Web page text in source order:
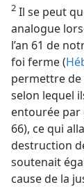
2 Il se peut
analogue
l’an 61 de
foi ferme (
permettre de
selon lequel
entourée par
66), ce qui
destruction
soutenait
cause de la